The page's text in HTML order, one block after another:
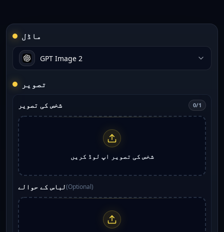
ماڈل
GPT Image 2
تصویر
شخص کی تصویر 0/1
شخص کی تصویر اپ لوڈ کریں
لباس کے حوالے(Optional)